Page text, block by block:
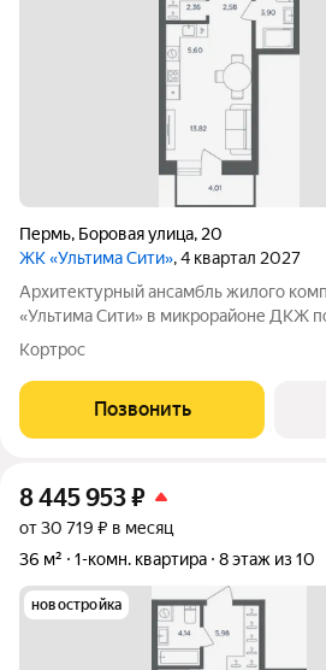
Пермь, Боровая улица, 20
ЖК «Ультима Сити», 4 квартал 2027
Архитектурный ансамбль жилого
«Ультима Сити» в микрорайоне ДКЖ
гармоничное продолжение. Третья
воплощает в себе современные
сочетая технологичность, эстетику и
Кортрос
Позвонить
8 445 953₽
от 30 719 ₽ в месяц
36 м²
1-комн. квартира 8 этаж из 10
новостройка